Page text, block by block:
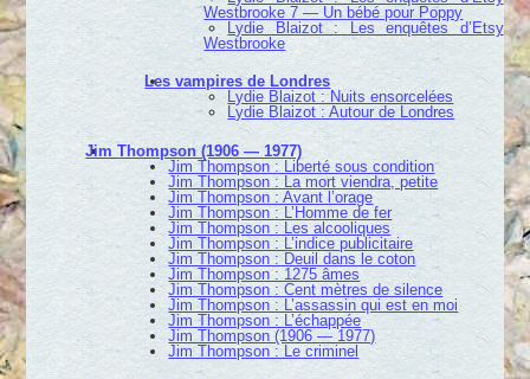
Westbrooke 7 — Un bébé pour Poppy
Lydie Blaizot : Les enquêtes d’Etsy
Westbrooke
Les vampires de Londres
Lydie Blaizot : Nuits ensorcelées
Lydie Blaizot : Autour de Londres
Jim Thompson (1906 — 1977)
Jim Thompson : Liberté sous condition
Jim Thompson : La mort viendra, petite
Jim Thompson : Avant l’orage
Jim Thompson : L’Homme de fer
Jim Thompson : Les alcooliques
Jim Thompson : L’indice publicitaire
Jim Thompson : Deuil dans le coton
Jim Thompson : 1275 âmes
Jim Thompson : Cent mètres de silence
Jim Thompson : L’assassin qui est en moi
Jim Thompson : L’échappée
Jim Thompson (1906 — 1977)
Jim Thompson : Le criminel